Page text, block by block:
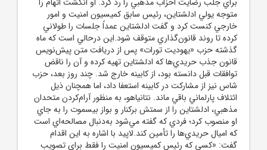
متوجه يولي ادلشتاين، رئيس سابق کميسيون امنيت و امور
خارجي کنست کرد و گفت ادلشتاين عمداً جلسات را طولاني
کرده تا روند قانون‌گذاري متوقف شود.اين درحالي است که ماه
گذشته حزب «يهوديت تورات» پس از دريافت متن پيش‌نويس
قانون جذب حريدي‌ها که ادلشتاين تهيه کرده و آن را ناقض
توافقات قبل دانسته بود، از کابينه خارج شد. چند روز بعد، حزب
شاس نيز از مشارکت در کابينه استعفا داد، اما همچنان ذيل
ائتلاف پارلماني باقي ماند. نتانياهو، به منظور آرام‌کردن متحدان
مذهبي، ادلشتاين را از سمتش برکنار و بواز بيسموت را به جاي
او منصوب کرد؛ فردي که گفته مي‌شود به‌دنبال مصالحه‌اي است
که اميال حريدي‌ها را تأمين کند.لاپيد با اشاره به اين اقدام
گفت: «کسي که رئيس کميسيون امنيت را فقط براي تصويب